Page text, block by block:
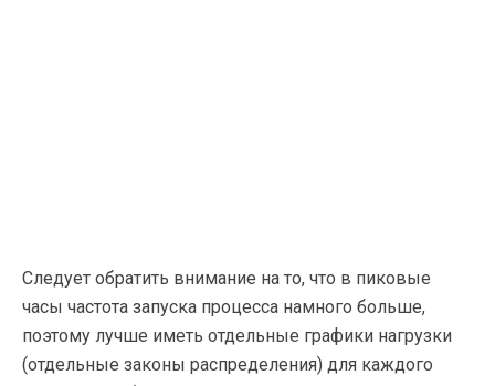
Следует обратить внимание на то, что в пиковые
часы частота запуска процесса намного больше,
поэтому лучше иметь отдельные графики нагрузки
(отдельные законы распределения) для каждого